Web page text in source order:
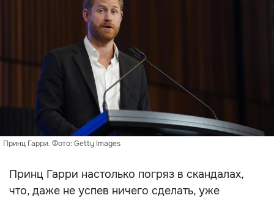
Принц Гарри. Фото: Getty Images
Принц Гарри настолько погряз в скандалах,
что, даже не успев ничего сделать, уже